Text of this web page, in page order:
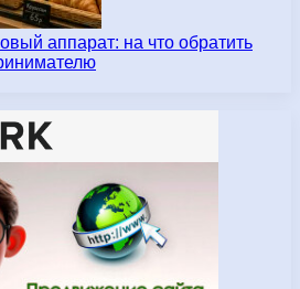
аппарат: на что обратить